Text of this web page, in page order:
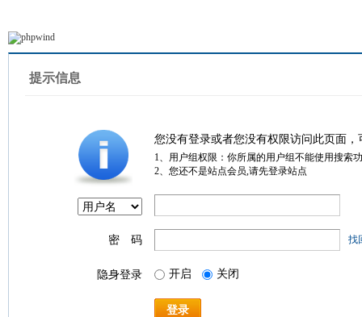
提示信息
您没有登录或者您没有权限访问此页面
1、用户组权限：你所属的用户组不能使用搜索
2、您还不是站点会员,请先登录站点
密 码 找
隐身登录 开启 关闭
登录